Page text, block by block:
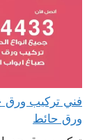
ورق حائط